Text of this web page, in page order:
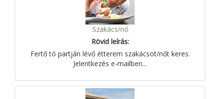
Szakács/nő
Rövid leírás:
Fertő tó partján lévő étterem szakácsot/nőt keres.
Jelentkezés e-mailben...